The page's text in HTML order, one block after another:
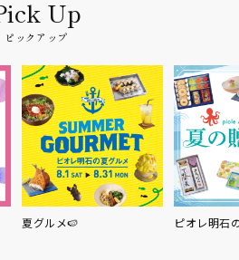
ピックアップ
ピオレ明石の夏の贈り物